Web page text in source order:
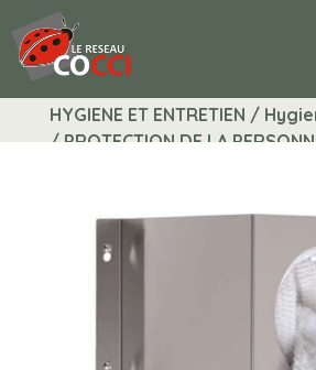
HYGIENE ET ENTRETIEN /
/ PROTECTION DE LA